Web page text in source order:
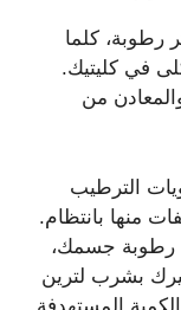
رطوبة، كلما
في كليتيك.
من
الترطيب
منها بانتظام.
رطوبة جسمك،
بشرب لترين
المستهدفة